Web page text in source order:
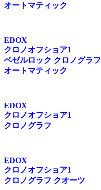
オートマティック
EDOX
クロノオフショア1
ベゼルロック クロノグラフ
オートマティック
EDOX
クロノオフショア1
クロノグラフ
EDOX
クロノオフショア1
クロノグラフ クオーツ